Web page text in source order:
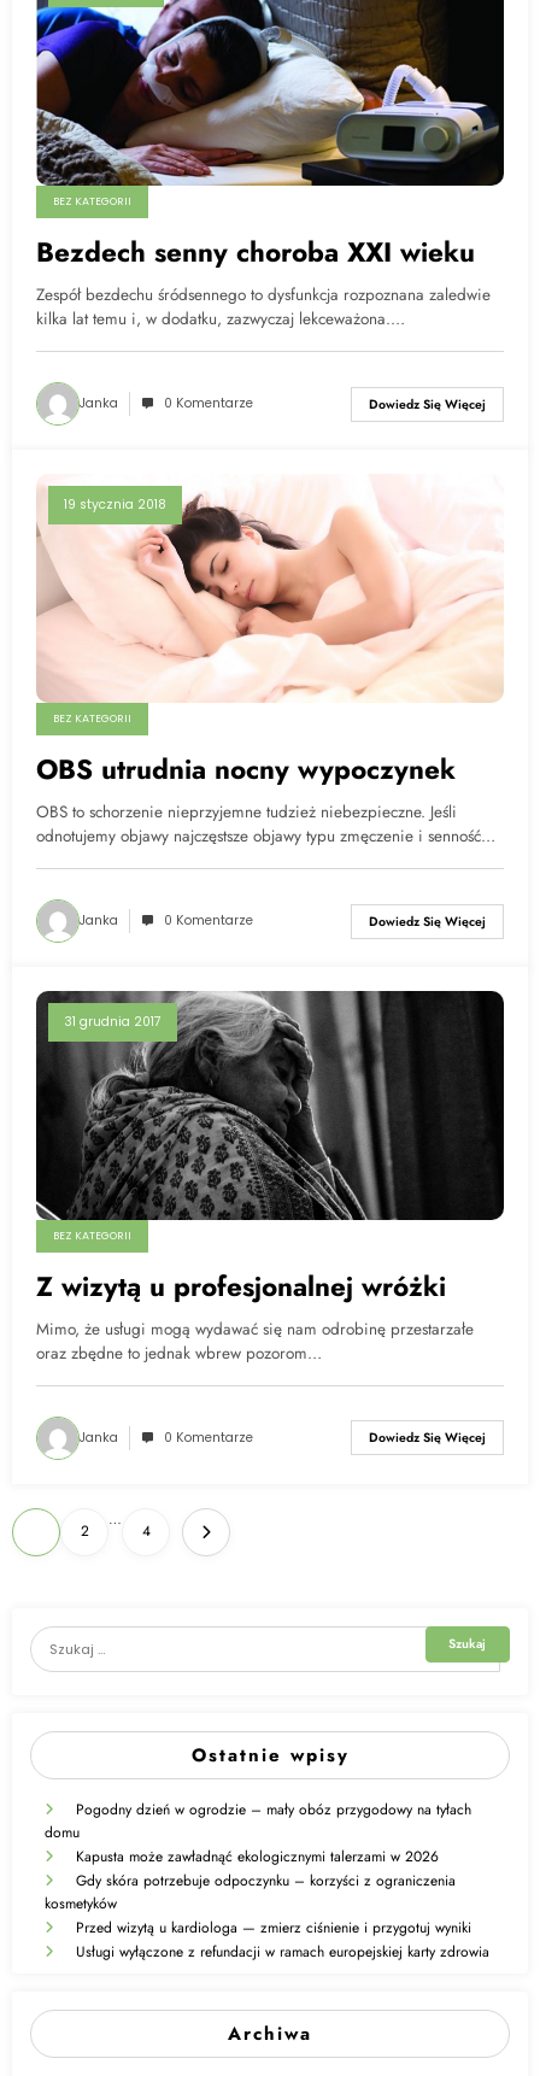
BEZ KATEGORII
Bezdech senny choroba XXI wieku
Zespół bezdechu śródsennego to dysfunkcja rozpoznana zaledwie
kilka lat temu i, w dodatku, zazwyczaj lekceważona.…
Janka 0 Komentarze Dowiedz Się Więcej
19 stycznia 2018
BEZ KATEGORII
OBS utrudnia nocny wypoczynek
OBS to schorzenie nieprzyjemne tudzież niebezpieczne. Jeśli
odnotujemy objawy najczęstsze objawy typu zmęczenie i senność…
Janka 0 Komentarze Dowiedz Się Więcej
31 grudnia 2017
BEZ KATEGORII
Z wizytą u profesjonalnej wróżki
Mimo, że usługi mogą wydawać się nam odrobinę przestarzałe
oraz zbędne to jednak wbrew pozorom…
Janka 0 Komentarze Dowiedz Się Więcej
Nawigacja
po
2
…
4
Ostatnie wpisy
Pogodny dzień w ogrodzie – mały obóz przygodowy na tyłach
domu
Kapusta może zawładnąć ekologicznymi talerzami w 2026
Gdy skóra potrzebuje odpoczynku – korzyści z ograniczenia
kosmetyków
Przed wizytą u kardiologa — zmierz ciśnienie i przygotuj wyniki
Usługi wyłączone z refundacji w ramach europejskiej karty zdrowia
Archiwa